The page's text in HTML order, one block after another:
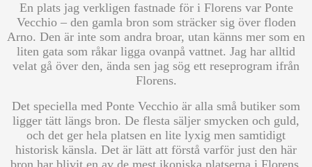
En plats jag verkligen fastnade för i Florens var Ponte
Vecchio – den gamla bron som sträcker sig över floden
Arno. Den är inte som andra broar, utan känns mer som en
liten gata som råkar ligga ovanpå vattnet. Jag har alltid
velat gå över den, ända sen jag sög ett reseprogram ifrån
Florens.
Det speciella med Ponte Vecchio är alla små butiker som
ligger tätt längs bron. De flesta säljer smycken och guld,
och det ger hela platsen en lite lyxig men samtidigt
historisk känsla. Det är lätt att förstå varför just den här
bron har blivit en av de mest ikoniska platserna i Florens.